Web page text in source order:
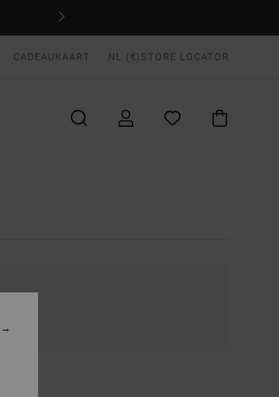
CADEAUKAART NL (€) STORE LOCATOR